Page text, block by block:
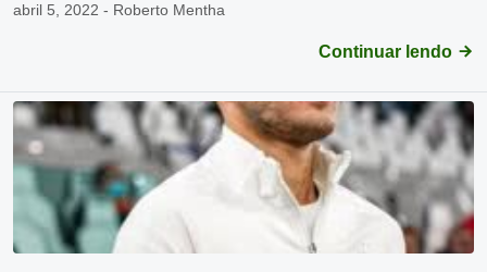
abril 5, 2022 - Roberto Mentha
Continuar lendo